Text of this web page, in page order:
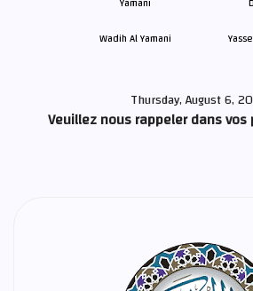
Wadih Al Yamani
Thursday, August 6,
Veuillez nous rappeler dans